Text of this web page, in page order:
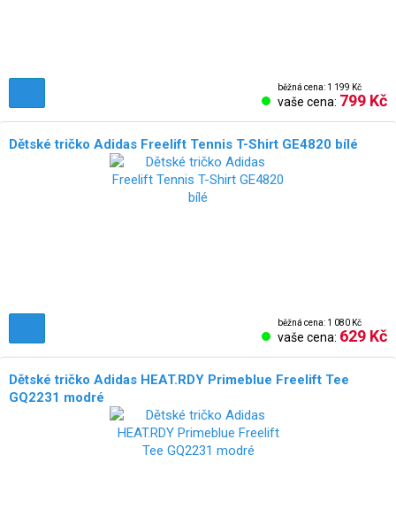
běžná cena: 1 199 Kč
vaše cena: 799 Kč
Dětské tričko Adidas Freelift Tennis T-Shirt GE4820 bílé
běžná cena: 1 080 Kč
vaše cena: 629 Kč
Dětské tričko Adidas HEAT.RDY Primeblue Freelift Tee
GQ2231 modré